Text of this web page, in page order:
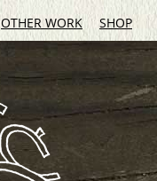
OTHER WORK SHOP